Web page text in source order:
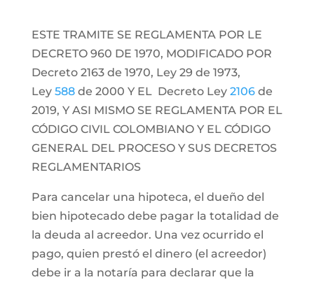
ESTE TRAMITE SE REGLAMENTA POR LE
DECRETO 960 DE 1970, MODIFICADO POR
Decreto 2163 de 1970, Ley 29 de 1973,
Ley 588de 2000 Y EL Decreto Ley 2106de
2019, Y ASI MISMO SE REGLAMENTA POR EL
CÓDIGO CIVIL COLOMBIANO Y EL CÓDIGO
GENERAL DEL PROCESO Y SUS DECRETOS
REGLAMENTARIOS
Para cancelar una hipoteca, el dueño del
bien hipotecado debe pagar la totalidad de
la deuda al acreedor. Una vez ocurrido el
pago, quien prestó el dinero (el acreedor)
debe ir a la notaría para declarar que la